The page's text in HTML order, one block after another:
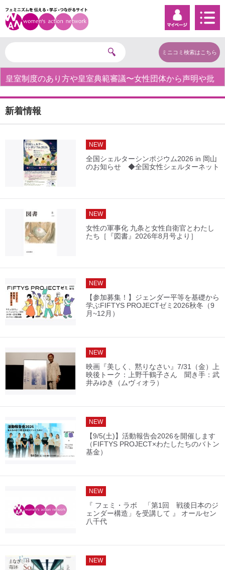
ミニコミ検索はこちら
皇室制度のあり方や皇室典範審議〜女性団体から声明や批
新着情報
NEW
全国シェルターシンポジウム2026 in 岡山
のお知らせ ◆全国女性シェルターネット
NEW
女性の軍事化 九条と女性自衛官とわたし
たち［『図書』2026年8月号より］
NEW
【参加募集！】ジェンダー平等を基礎から
学ぶFIFTYS PROJECTゼミ2026秋冬（9
月~12月）
NEW
映画『美しく、黙りなさい』7/31（金）上
映後トーク：上野千鶴子さん 聞き手：武
井みゆき（ムヴィオラ）
NEW
【9/5(土)】活動報告会2026を開催します
（FIFTYS PROJECT×わたしたちのバトン
基金）
NEW
『 フェミ・ラボ 「第1回 戦後日本のジ
ェンダー構造」を受講して 』 オールセン
八千代
NEW